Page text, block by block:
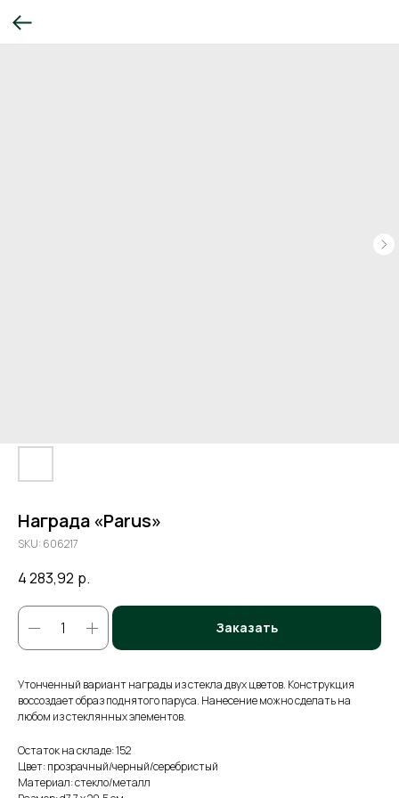
Награда «Parus»
SKU: 606217
4 283,92 р.
Заказать
Утонченный вариант награды из стекла двух цветов. Конструкция
воссоздает образ поднятого паруса. Нанесение можно сделать на
любом из стеклянных элементов.
Остаток на складе: 152
Цвет: прозрачный/черный/серебристый
Материал: стекло/металл